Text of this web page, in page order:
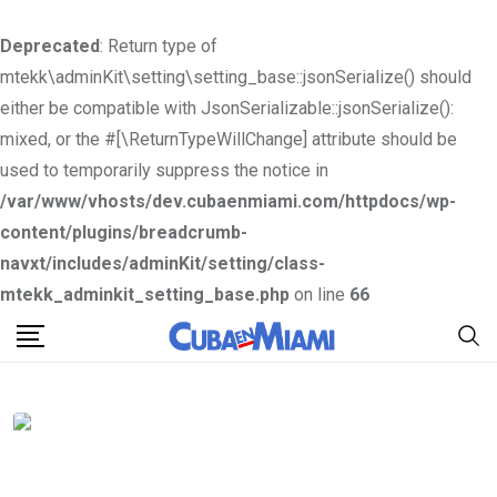
Deprecated: Return type of
mtekk\adminKit\setting\setting_base::jsonSerialize() should
either be compatible with JsonSerializable::jsonSerialize():
mixed, or the #[\ReturnTypeWillChange] attribute should be
used to temporarily suppress the notice in
/var/www/vhosts/dev.cubaenmiami.com/httpdocs/wp-
content/plugins/breadcrumb-
navxt/includes/adminKit/setting/class-
mtekk_adminkit_setting_base.php on line 66